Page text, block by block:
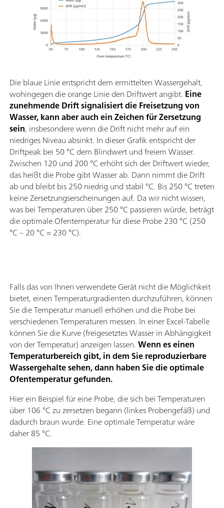
Die blaue Linie entspricht dem ermittelten Wassergehalt,
wohingegen die orange Linie den Driftwert angibt. Eine
zunehmende Drift signalisiert die Freisetzung von
Wasser, kann aber auch ein Zeichen für Zersetzung
sein, insbesondere wenn die Drift nicht mehr auf ein
niedriges Niveau absinkt. In dieser Grafik entspricht der
Driftpeak bei 50 °C dem Blindwert und freiem Wasser.
Zwischen 120 und 200 °C erhöht sich der Driftwert wieder,
das heißt die Probe gibt Wasser ab. Dann nimmt die Drift
ab und bleibt bis 250 niedrig und stabil °C. Bis 250 °C treten
keine Zersetzungserscheinungen auf. Da wir nicht wissen,
was bei Temperaturen über 250 °C passieren würde, beträgt
die optimale Ofentemperatur für diese Probe 230 °C (250
°C – 20 °C = 230 °C).
Falls das von Ihnen verwendete Gerät nicht die Möglichkeit
bietet, einen Temperaturgradienten durchzuführen, können
Sie die Temperatur manuell erhöhen und die Probe bei
verschiedenen Temperaturen messen. In einer Excel-Tabelle
können Sie die Kurve (freigesetztes Wasser in Abhängigkeit
von der Temperatur) anzeigen lassen.Wenn es einen
Temperaturbereich gibt, in dem Sie reproduzierbare
Wassergehalte sehen, dann haben Sie die optimale
Ofentemperatur gefunden.
Hier ein Beispiel für eine Probe, die sich bei Temperaturen
über 106 °C zu zersetzen begann (linkes Probengefäß) und
dadurch braun wurde. Eine optimale Temperatur wäre
daher 85 °C.